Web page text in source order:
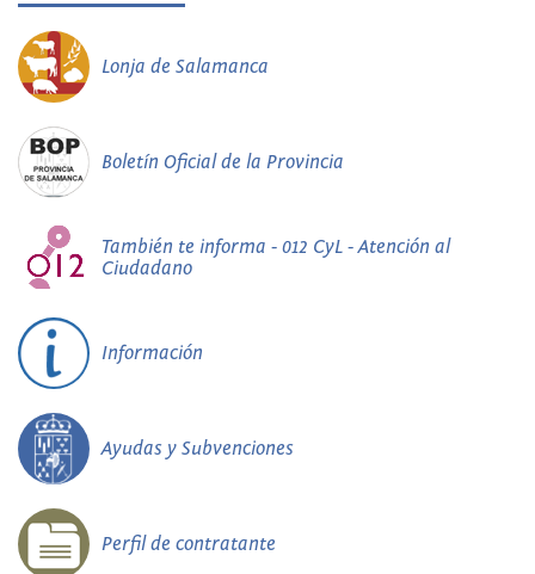
Lonja de Salamanca
Boletín Oficial de la Provincia
También te informa - 012 CyL - Atención al
Ciudadano
Información
Ayudas y Subvenciones
Perfil de contratante